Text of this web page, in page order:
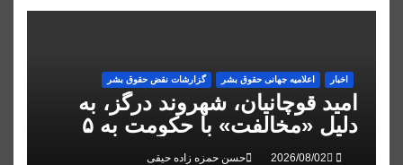
اخبار اعلاميه جهانی حقوق بشر گزارشات نقض حقوق بشر
امید قوچانیان، شهروند درگز، به
دلیل «مخالفت» با حکومت به ۵
سال زندان محکوم شد
حسن حمزه زاده حیقی